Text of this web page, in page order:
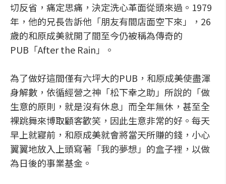
切反省，痛定思痛，決定洗心革面從頭來過。1979
年，他的兄長告訴他「朋友有間店面空下來」，26
歲的和原成美就開了間至今仍被稱為傳奇的
PUB「After the Rain」。
為了做好這間僅有六坪大的PUB，和原成美使盡渾
身解數，依循經營之神「松下幸之助」所說的「做
生意的原則，就是沒有休息」而全年無休，甚至全
裸跳舞來博取顧客歡笑，因此生意非常的好。每天
早上就寢前，和原成美就會將當天所賺的錢，小心
翼翼地放入上頭寫著「我的夢想」的盒子裡，以做
為日後的事業基金。